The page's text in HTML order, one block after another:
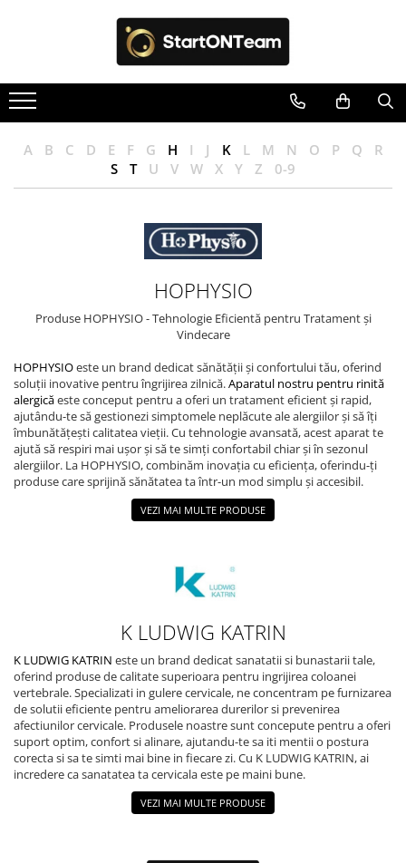
Autoaparare & Siguranta Personala
Spray de autoaparare
Articole Copii
Pre Lingurite Diversificare
Camera Vanatoare
Camere Auto
Camere Exterior
Camere Interior
Camere Spion
Control Acces & Accesorii
Dispozitive Ingrijire Corporala
Aparate Anti Câini cu Ultrasunete –
Dispozitive Profesionale de
Protecție
Fluiere Anti-Latrat
Pet Care
Zgarda Electrica
Instrumente Optice
Binocluri Profesionale
A B C D E F G H I J K L M N O P Q
R
S
T U V W X Y Z 0-9
HOPHYSIO
Produse HOPHYSIO - Tehnologie Eficientă pentru Tratament și
Vindecare
HOPHYSIOeste un brand dedicat sănătății și confortului tău, oferind
soluții inovative pentru îngrijirea zilnică.Aparatul nostru pentru rinită
alergicăeste conceput pentru a oferi un tratament eficient și rapid,
ajutându-te să gestionezi simptomele neplăcute ale alergiilor și să îți
îmbunătățești calitatea vieții. Cu tehnologie avansată, acest aparat te
ajută să respiri mai ușor și să te simți confortabil chiar și în sezonul
alergiilor. La HOPHYSIO, combinăm inovația cu eficiența, oferindu-ți
produse care sprijină sănătatea ta într-un mod simplu și accesibil.
VEZI MAI MULTE PRODUSE
K LUDWIG KATRIN
K LUDWIG KATRIN este un brand dedicat sanatatii si bunastarii tale,
oferind produse de calitate superioara pentru ingrijirea coloanei
vertebrale. Specializati in gulere cervicale, ne concentram pe furnizarea
de solutii eficiente pentru ameliorarea durerilor si prevenirea
afectiunilor cervicale. Produsele noastre sunt concepute pentru a oferi
suport optim, confort si alinare, ajutandu-te sa iti mentii o postura
corecta si sa te simti mai bine in fiecare zi. Cu K LUDWIG KATRIN, ai
incredere ca sanatatea ta cervicala este pe maini bune.
VEZI MAI MULTE PRODUSE